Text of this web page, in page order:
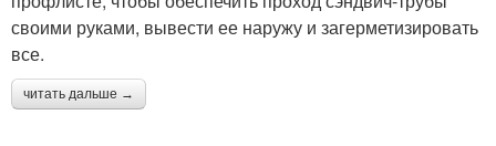
своими руками, вывести ее наружу и загерметизировать
все.
читать дальше →